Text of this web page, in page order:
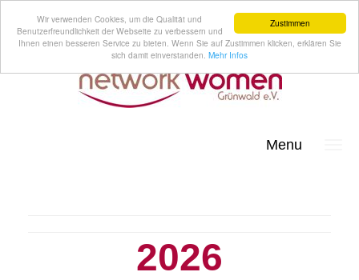
Zustimmen
Wir verwenden Cookies, um die Qualität und
Benutzerfreundlichkeit der Webseite zu verbessern und
Ihnen einen besseren Service zu bieten. Wenn Sie auf Zustimmen klicken, erklären Sie
sich damit einverstanden. Mehr Infos
Menu
2026